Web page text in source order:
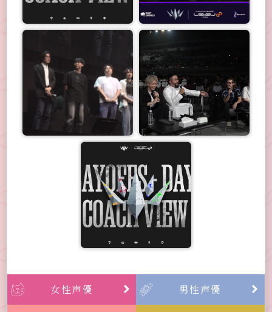
女性声優  男性声優 